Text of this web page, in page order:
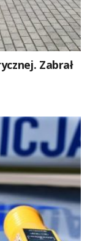
Zabrał